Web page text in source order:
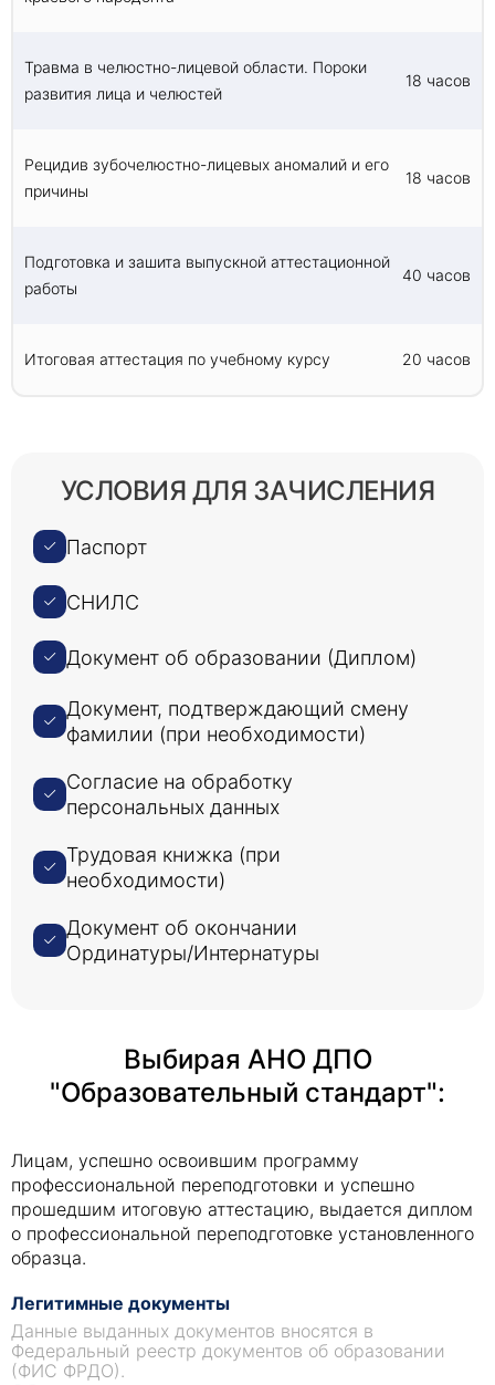
Травма в челюстно-лицевой области. Пороки
развития лица и челюстей
18 часов
Рецидив зубочелюстно-лицевых аномалий и его
причины
18 часов
Подготовка и зашита выпускной аттестационной
работы
40 часов
Итоговая аттестация по учебному курсу 20 часов
УСЛОВИЯ ДЛЯ ЗАЧИСЛЕНИЯ
Паспорт
СНИЛС
Документ об образовании (Диплом)
Документ, подтверждающий смену
фамилии (при необходимости)
Согласие на обработку
персональных данных
Трудовая книжка (при
необходимости)
Документ об окончании
Ординатуры/Интернатуры
Выбирая АНО ДПО
"Образовательный стандарт":
Лицам, успешно освоившим программу
профессиональной переподготовки и успешно
прошедшим итоговую аттестацию, выдается диплом
о профессиональной переподготовке установленного
образца.
Легитимные документы
Данные выданных документов вносятся в
Федеральный реестр документов об образовании
(ФИС ФРДО).